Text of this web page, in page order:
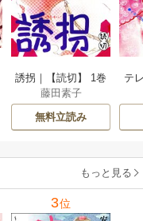
誘拐｜【読切】 1巻
藤田素子
無料立読み
テ
もっと見る
3位